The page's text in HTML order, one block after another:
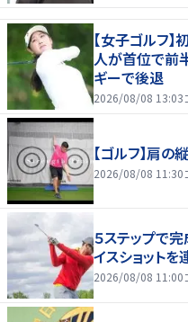
【女子ゴルフ
人が首位で前
ギーで後退
2026/08/08 13:03
【ゴルフ】肩
2026/08/08 11:30
５ステップで
イスショット
2026/08/08 11:00